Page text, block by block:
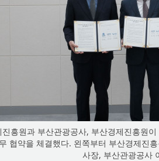
진흥원과 부산관광공사, 부산경제진흥원
협약을 체결했다. 왼쪽부터 부산경제진
사장, 부산관광공사